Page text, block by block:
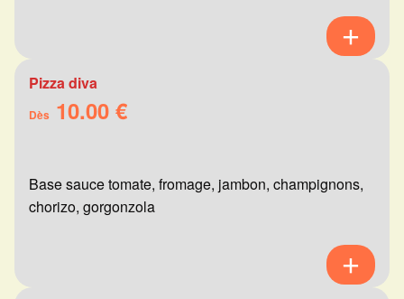
Pizza diva
Dès 10.00 €
Base sauce tomate, fromage, jambon, champignons,
chorizo, gorgonzola